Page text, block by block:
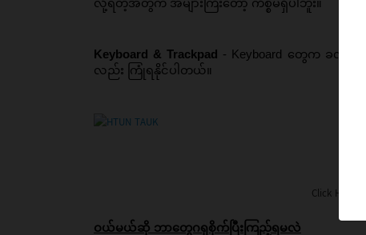
လို့ရတဲ့အတွက် အများကြီးတော့ ကိစ္စမရှိပါဘူး။
Keyboard & Trackpad - Keyboard တွေက ခလုပ်တွ
လည်း ကြုံရနိုင်ပါတယ်။
Click Here
ဝယ်မယ်ဆို ဘာတွေဂရုစိုက်ပြီးကြည့်ရမလဲ